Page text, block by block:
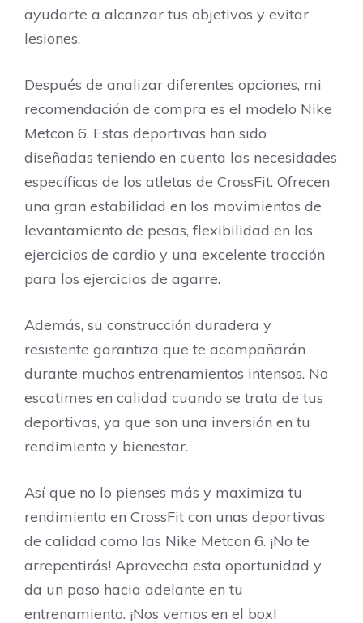
ayudarte a alcanzar tus objetivos y evitar
lesiones.
Después de analizar diferentes opciones, mi
recomendación de compra es el modelo Nike
Metcon 6. Estas deportivas han sido
diseñadas teniendo en cuenta las necesidades
específicas de los atletas de CrossFit. Ofrecen
una gran estabilidad en los movimientos de
levantamiento de pesas, flexibilidad en los
ejercicios de cardio y una excelente tracción
para los ejercicios de agarre.
Además, su construcción duradera y
resistente garantiza que te acompañarán
durante muchos entrenamientos intensos. No
escatimes en calidad cuando se trata de tus
deportivas, ya que son una inversión en tu
rendimiento y bienestar.
Así que no lo pienses más y maximiza tu
rendimiento en CrossFit con unas deportivas
de calidad como las Nike Metcon 6. ¡No te
arrepentirás! Aprovecha esta oportunidad y
da un paso hacia adelante en tu
entrenamiento. ¡Nos vemos en el box!